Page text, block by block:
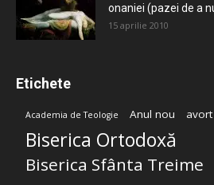
onaniei (pazei de a
15 aprilie 2010
Etichete
Academia de Teologie Anul nou avort
Biserica Ortodoxă
Biserica Sfânta Treime